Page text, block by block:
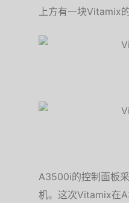
上方有一块Vitamix
A3500i的控制面板
机。这次Vitamix在